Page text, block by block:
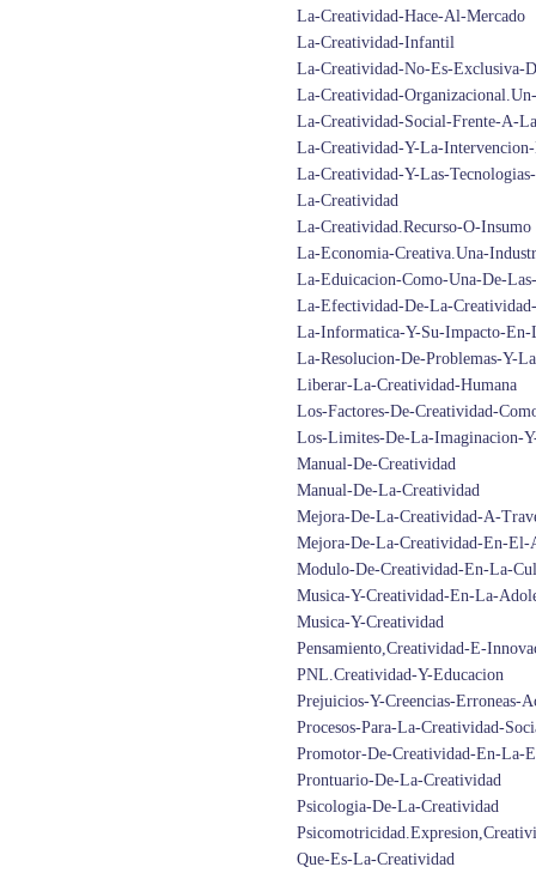
La-Creatividad-Hace-Al-Mercado
La-Creatividad-Infantil
La-Creatividad-No-Es-Exclusiva-
La-Creatividad-
La-Creatividad-Social-Frente-A-
La-Creatividad-Y-La-
La-Creatividad-Y-Las-
La-Creatividad
La-Creatividad.Recurso-O-Insumo
La-Economia-Creativa.Una-
La-Eduicacion-Como-Una-De-
La-Efectividad-De-La-
La-Informatica-Y-Su-Impacto-En-
La-Resolucion-De-Problemas-Y-
Liberar-La-Creatividad-Humana
Los-Factores-De-Creatividad-
Los-Limites-De-La-Imaginacion-
Manual-De-Creatividad
Manual-De-La-Creatividad
Mejora-De-La-Creatividad-A-
Mejora-De-La-Creatividad-En-El-
Modulo-De-Creatividad-En-La-
Musica-Y-Creatividad-En-La-
Musica-Y-Creatividad
Pensamiento,Creatividad-E-
PNL.Creatividad-Y-Educacion
Prejuicios-Y-Creencias-Erroneas-
Procesos-Para-La-Creatividad-
Promotor-De-Creatividad-En-La-
Prontuario-De-La-Creatividad
Psicologia-De-La-Creatividad
Que-Es-La-Creatividad